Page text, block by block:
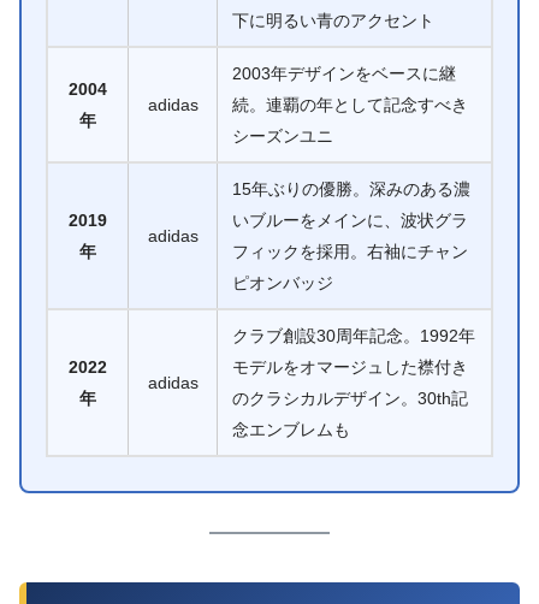
下に明るい青のアクセント
2004
年
adidas
2003年デザインをベースに継
続。連覇の年として記念すべき
シーズンユニ
2019
年
adidas
15年ぶりの優勝。深みのある濃
いブルーをメインに、波状グラ
フィックを採用。右袖にチャン
ピオンバッジ
2022
年
adidas
クラブ創設30周年記念。1992年
モデルをオマージュした襟付き
のクラシカルデザイン。30th記
念エンブレムも